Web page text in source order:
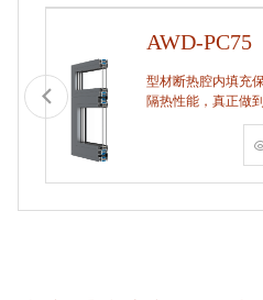
AWD-PC75
型材断热腔内填充
隔热性能，真正做